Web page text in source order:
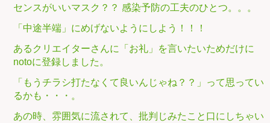
センスがいいマスク？？ 感染予防の工夫のひとつ。。。
「中途半端」にめげないようにしよう！！！
あるクリエイターさんに「お礼」を言いたいためだけに
notoに登録しました。
「もうチラシ打たなくて良いんじゃね？？」って思ってい
るかも・・・。
あの時、雰囲気に流されて、批判じみたこと口にしちゃい